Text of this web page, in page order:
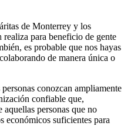
de Monterrey y los
realiza para beneficio de gente
es probable que nos hayas
de manera única o
conozcan ampliamente
confiable que,
aquellas personas que no
económicos suficientes para